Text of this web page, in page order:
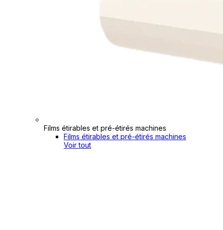
Films étirables et pré-étirés machines
Films étirables et pré-étirés machines
Voir tout